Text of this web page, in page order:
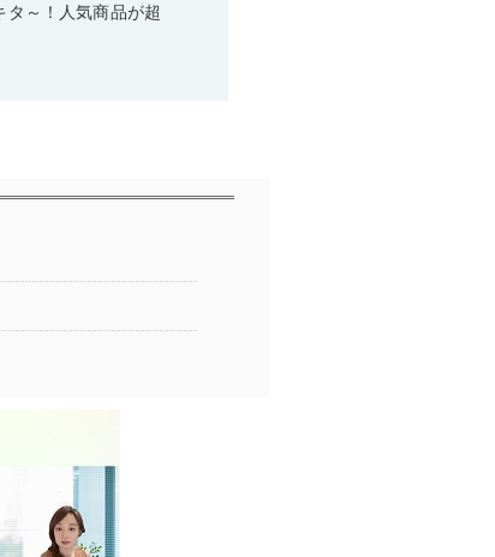
タ～！人気商品が超